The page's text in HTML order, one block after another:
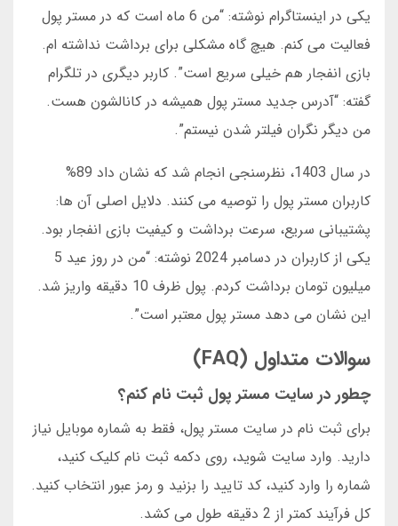
یکی در اینستاگرام نوشته: “من 6 ماه است که در مستر پول
فعالیت می کنم. هیچ گاه مشکلی برای برداشت نداشته ام.
بازی انفجار هم خیلی سریع است”. کاربر دیگری در تلگرام
گفته: “آدرس جدید مستر پول همیشه در کانالشون هست.
من دیگر نگران فیلتر شدن نیستم”.
در سال 1403، نظرسنجی انجام شد که نشان داد 89%
کاربران مستر پول را توصیه می کنند. دلایل اصلی آن ها:
پشتیبانی سریع، سرعت برداشت و کیفیت بازی انفجار بود.
یکی از کاربران در دسامبر 2024 نوشته: “من در روز عید 5
میلیون تومان برداشت کردم. پول ظرف 10 دقیقه واریز شد.
این نشان می دهد مستر پول معتبر است”.
سوالات متداول (FAQ)
چطور در سایت مستر پول ثبت نام کنم؟
برای ثبت نام در سایت مستر پول، فقط به شماره موبایل نیاز
دارید. وارد سایت شوید، روی دکمه ثبت نام کلیک کنید،
شماره را وارد کنید، کد تایید را بزنید و رمز عبور انتخاب کنید.
کل فرآیند کمتر از 2 دقیقه طول می کشد.